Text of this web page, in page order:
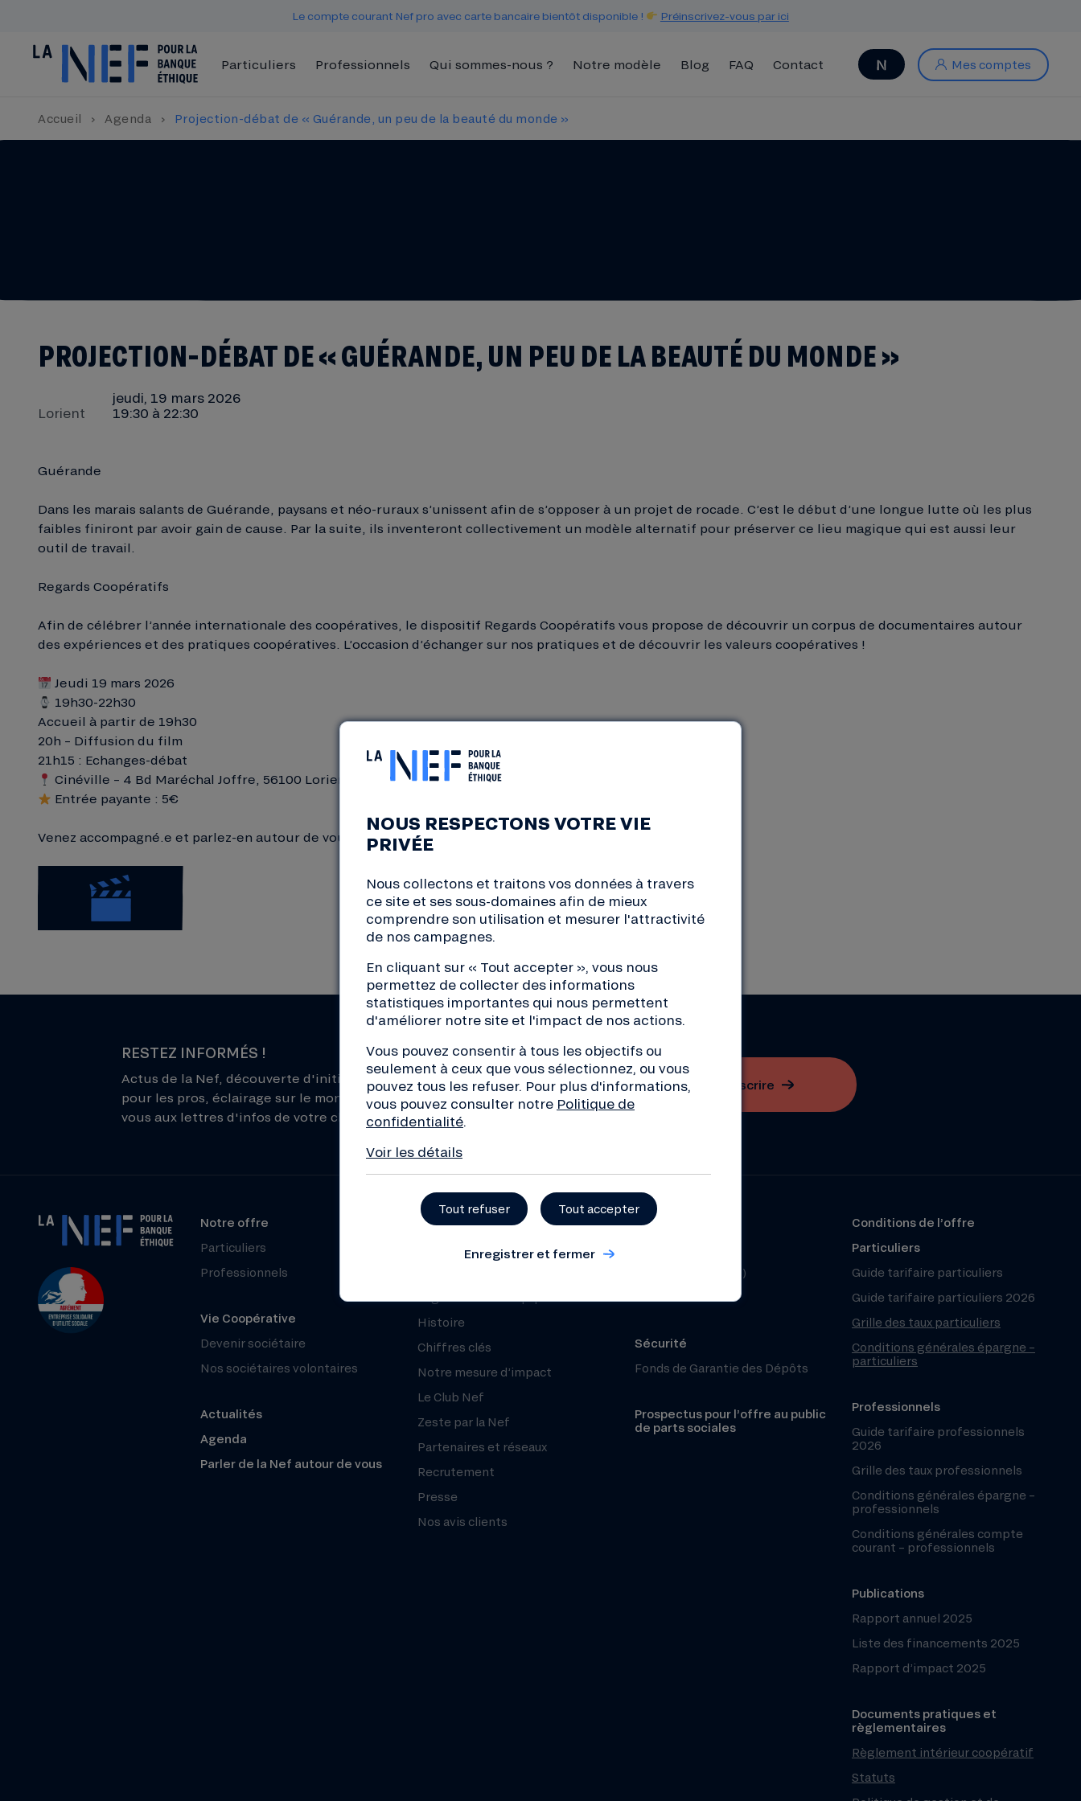
Le compte courant Nef pro avec carte bancaire bientôt disponible ! Préinscrivez-vous par ici
Mes comptes
Particuliers Professionnels Qui sommes-nous ? Notre modèle Blog FAQ Contact
Accueil › Agenda › Projection-débat de « Guérande, un peu de la beauté du monde »
PROJECTION-DÉBAT DE « GUÉRANDE, UN PEU DE LA BEAUTÉ DU MONDE »
Lorient
jeudi, 19 mars 2026
19:30 à 22:30
Guérande
Dans les marais salants de Guérande, paysans et néo-ruraux s’unissent afin de s’opposer à un projet de rocade. C’est le début d’une longue lutte où les plus
faibles finiront par avoir gain de cause. Par la suite, ils inventeront collectivement un modèle alternatif pour préserver ce lieu magique qui est aussi leur
outil de travail.
Regards Coopératifs
Afin de célébrer l’année internationale des coopératives, le dispositif Regards Coopératifs vous propose de découvrir un corpus de documentaires autour
des expériences et des pratiques coopératives. L’occasion d’échanger sur nos pratiques et de découvrir les valeurs coopératives !
Jeudi 19 mars 2026
19h30-22h30
Accueil à partir de 19h30
20h – Diffusion du film
21h15 : Echanges-débat
Cinéville – 4 Bd Maréchal Joffre, 56100 Lorient
Entrée payante : 5€
Venez accompagné.e et parlez-en autour de vous !
RESTEZ INFORMÉS !
Actus de la Nef, découverte d'initiatives de la transition, conseils
pour les pros, éclairage sur le monde de la finance... Inscrivez-
vous aux lettres d'infos de votre choix !
S'inscrire
Notre offre
Particuliers
Professionnels
Vie Coopérative
Devenir sociétaire
Nos sociétaires volontaires
Actualités
Agenda
Parler de la Nef autour de vous
À propos
Qui sommes-nous ?
Histoire
Chiffres clés
Notre mesure d’impact
Le Club Nef
Zeste par la Nef
Partenaires et réseaux
Recrutement
Presse
Nos avis clients
Besoin d’aide ?
Centre d’aide (FAQ)
Sécurité
Fonds de Garantie des Dépôts
Prospectus pour l’offre au public
de parts sociales
Conditions de l’offre
Particuliers
Guide tarifaire particuliers
Guide tarifaire particuliers 2026
Grille des taux particuliers
Conditions générales épargne –
particuliers
Professionnels
Guide tarifaire professionnels
2026
Grille des taux professionnels
Conditions générales épargne –
professionnels
Conditions générales compte
courant – professionnels
Publications
Rapport annuel 2025
Liste des financements 2025
Rapport d’impact 2025
Documents pratiques et
règlementaires
Règlement intérieur coopératif
Statuts
NOUS RESPECTONS VOTRE VIE
PRIVÉE
Nous collectons et traitons vos données à travers
ce site et ses sous-domaines afin de mieux
comprendre son utilisation et mesurer l'attractivité
de nos campagnes.
En cliquant sur « Tout accepter », vous nous
permettez de collecter des informations
statistiques importantes qui nous permettent
d'améliorer notre site et l'impact de nos actions.
Vous pouvez consentir à tous les objectifs ou
seulement à ceux que vous sélectionnez, ou vous
pouvez tous les refuser. Pour plus d'informations,
vous pouvez consulter notre Politique de
confidentialité
Voir les détails
Tout refuser Tout accepter
Enregistrer et fermer